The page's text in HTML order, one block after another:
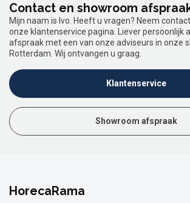
Contact en showroom
Mijn naam is Ivo. Heeft u vragen? Neem
onze klantenservice pagina. Liever persoonlijk
afspraak met een van onze adviseurs in onze
Rotterdam. Wij ontvangen u graag.
Klantenservice
Showroom afspraak
HorecaRama